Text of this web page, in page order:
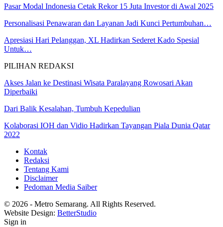
Pasar Modal Indonesia Cetak Rekor 15 Juta Investor di Awal 2025
Personalisasi Penawaran dan Layanan Jadi Kunci Pertumbuhan…
Apresiasi Hari Pelanggan, XL Hadirkan Sederet Kado Spesial
Untuk…
PILIHAN REDAKSI
Akses Jalan ke Destinasi Wisata Paralayang Rowosari Akan
Diperbaiki
Dari Balik Kesalahan, Tumbuh Kepedulian
Kolaborasi IOH dan Vidio Hadirkan Tayangan Piala Dunia Qatar
2022
Kontak
Redaksi
Tentang Kami
Disclaimer
Pedoman Media Saiber
© 2026 - Metro Semarang. All Rights Reserved.
Website Design: BetterStudio
Sign in